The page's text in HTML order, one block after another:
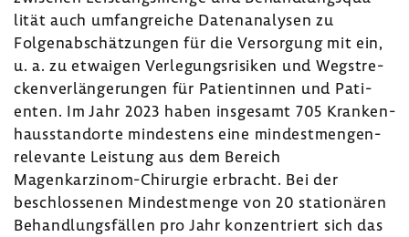
lität auch umfang­reiche Daten­ana­lysen zu
Folgen­ab­schät­zungen für die Versor­gung mit ein,
u. a. zu etwaigen Verle­gungs­ri­siken und Wegstre­
cken­ver­län­ge­rungen für Pati­en­tinnen und Pati­
enten. Im Jahr 2023 haben insge­samt 705 Kran­ken­
haus­stand­orte mindes­tens eine mindest­men­gen­
re­le­vante Leis­tung aus dem Bereich
Magenkarzinom-​Chirurgie erbracht. Bei der
beschlos­senen Mindest­menge von 20 statio­nären
Behand­lungs­fällen pro Jahr konzen­triert sich das